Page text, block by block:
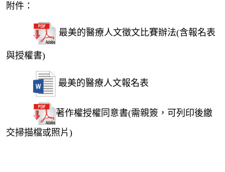
附件：
最美的醫療人文徵文比賽辦法(含報名表
與授權書)
最美的醫療人文報名表
著作權授權同意書(需親簽，可列印後繳
交掃描檔或照片)